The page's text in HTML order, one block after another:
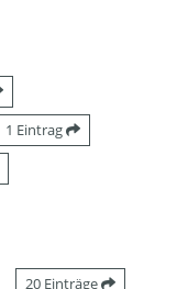
1 Eintrag
20 Einträge